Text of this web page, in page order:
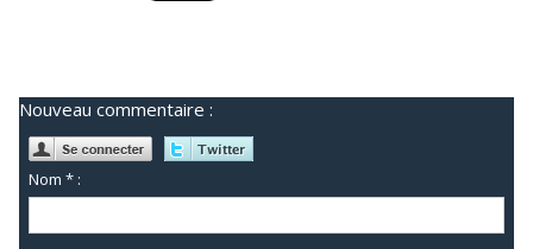
Nouveau commentaire :
Nom * :